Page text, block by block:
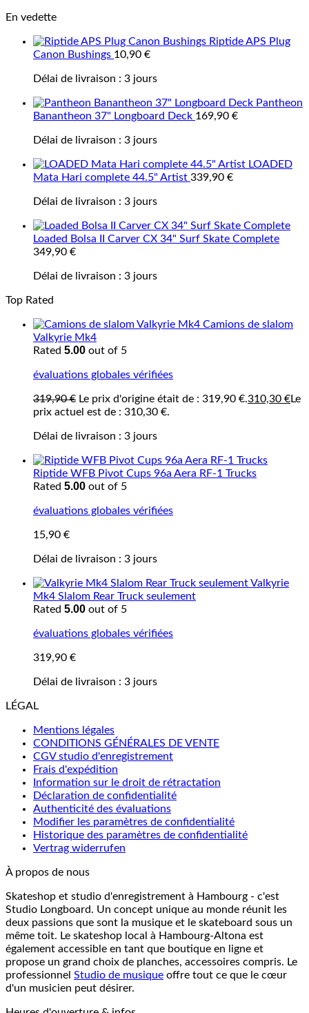
En vedette
Riptide APS Plug
Canon Bushings 10,90 €
Délai de livraison : 3 jours
Pantheon
Banantheon 37" Longboard Deck 169,90 €
Délai de livraison : 3 jours
LOADED
Mata Hari complete 44.5" Artist 339,90 €
Délai de livraison : 3 jours
Loaded Bolsa II Carver CX 34" Surf Skate Complete
349,90 €
Délai de livraison : 3 jours
Top Rated
Camions de slalom
Valkyrie Mk4
Rated 5.00 out of 5
évaluations globales vérifiées
319,90€ Le prix d'origine était de : 319,90 €.310,30 €Le
prix actuel est de : 310,30 €.
Délai de livraison : 3 jours
Riptide WFB Pivot Cups 96a Aera RF-1 Trucks
Rated 5.00 out of 5
évaluations globales vérifiées
15,90 €
Délai de livraison : 3 jours
Valkyrie
Mk4 Slalom Rear Truck seulement
Rated 5.00 out of 5
évaluations globales vérifiées
319,90 €
Délai de livraison : 3 jours
LÉGAL
Mentions légales
CONDITIONS GÉNÉRALES DE VENTE
CGV studio d'enregistrement
Frais d'expédition
Information sur le droit de rétractation
Déclaration de confidentialité
Authenticité des évaluations
Modifier les paramètres de confidentialité
Historique des paramètres de confidentialité
Vertrag widerrufen
À propos de nous
Skateshop et studio d'enregistrement à Hambourg - c'est
Studio Longboard. Un concept unique au monde réunit les
deux passions que sont la musique et le skateboard sous un
même toit. Le skateshop local à Hambourg-Altona est
également accessible en tant que boutique en ligne et
propose un grand choix de planches, accessoires compris. Le
professionnel Studio de musique offre tout ce que le cœur
d'un musicien peut désirer.